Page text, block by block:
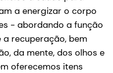
a energizar o corpo
- abordando a função
a recuperação, bem
da mente, dos olhos e
oferecemos itens